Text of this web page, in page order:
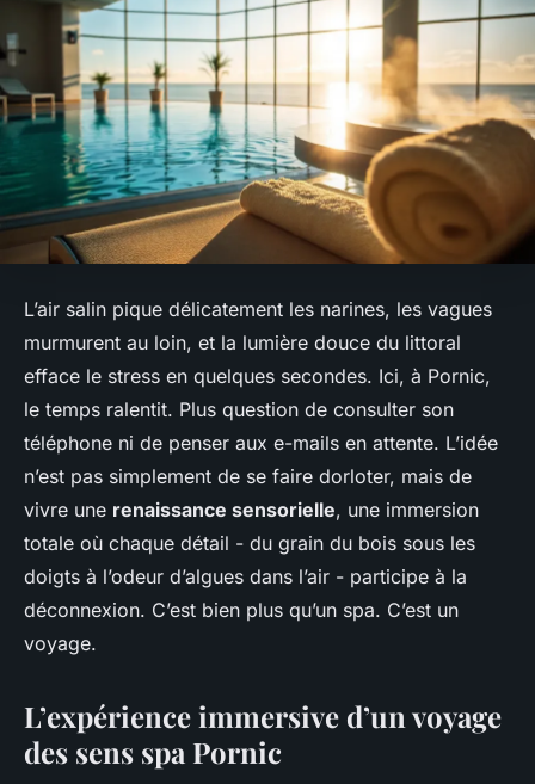
L’air salin pique délicatement les narines, les vagues
murmurent au loin, et la lumière douce du littoral
efface le stress en quelques secondes. Ici, à Pornic,
le temps ralentit. Plus question de consulter son
téléphone ni de penser aux e-mails en attente. L’idée
n’est pas simplement de se faire dorloter, mais de
vivre une renaissance sensorielle, une immersion
totale où chaque détail - du grain du bois sous les
doigts à l’odeur d’algues dans l’air - participe à la
déconnexion. C’est bien plus qu’un spa. C’est un
voyage.
L’expérience immersive d’un voyage
des sens spa Pornic